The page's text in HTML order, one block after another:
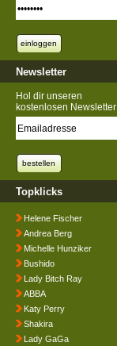
Newsletter
Hol dir unseren
kostenlosen Newsletter
Topklicks
Helene Fischer
Andrea Berg
Michelle Hunziker
Bushido
Lady Bitch Ray
ABBA
Katy Perry
Shakira
Lady GaGa